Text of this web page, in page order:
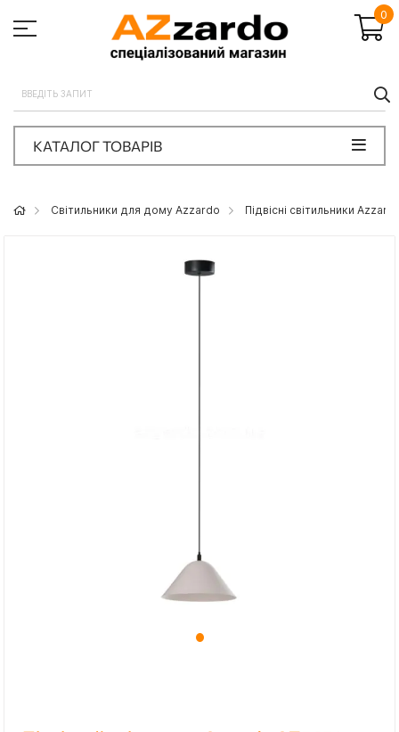
0
КАТАЛОГ ТОВАРІВ
Світильники для дому Azzardo Підвісні світильники